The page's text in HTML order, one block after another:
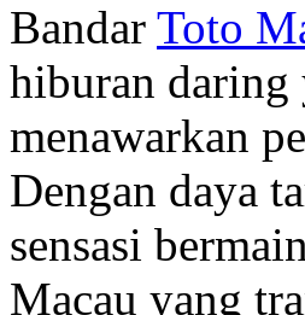
Bandar Toto
hiburan daring
menawarkan
Dengan daya
sensasi
Macau yang